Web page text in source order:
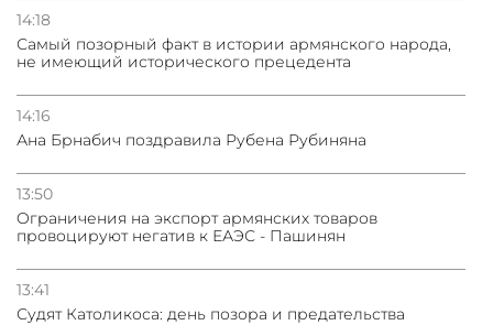
14:18
Самый позорный факт в истории армянского народа,
не имеющий исторического прецедента
14:16
Ана Брнабич поздравила Рубена Рубиняна
13:50
Oграничения на экспорт армянских товаров
провоцируют негатив к ЕАЭС - Пашинян
13:41
Судят Католикоса: день позора и предательства